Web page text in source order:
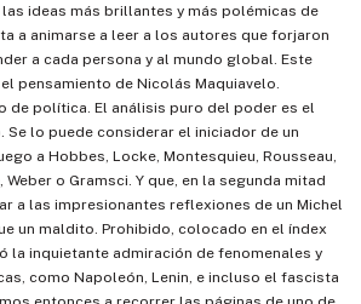
ideas más brillantes y más polémicas de
a animarse a leer a los autores que forjaron
a cada persona y al mundo global. Este
pensamiento de Nicolás Maquiavelo.
de política. El análisis puro del poder es el
Se lo puede considerar el iniciador de un
a Hobbes, Locke, Montesquieu, Rousseau,
o Gramsci. Y que, en la segunda mitad
a las impresionantes reflexiones de un Michel
un maldito. Prohibido, colocado en el índex
la inquietante admiración de fenomenales y
como Napoleón, Lenin, e incluso el fascista